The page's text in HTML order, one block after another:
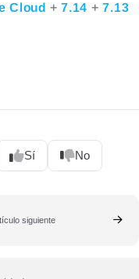
Cloud + 7.14 +7.13
Sí No
siguiente